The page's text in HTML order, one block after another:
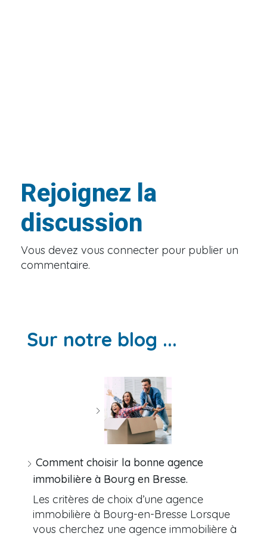
Rejoignez la
discussion
Vous devez vous connecter pour publier un
commentaire.
Sur notre blog ...
Comment choisir la bonne agence
immobilière à Bourg en Bresse.
Les critères de choix d’une agence
immobilière à Bourg-en-Bresse Lorsque
vous cherchez une agence immobilière à